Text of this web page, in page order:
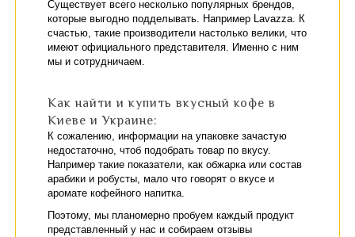
Существует всего несколько популярных брендов,
которые выгодно подделывать. Например Lavazza. К
счастью, такие производители настолько велики, что
имеют официального представителя. Именно с ним
мы и сотрудничаем.
Как найти и купить вкусный кофе в
Киеве и Украине:
К сожалению, информации на упаковке зачастую
недостаточно, чтоб подобрать товар по вкусу.
Например такие показатели, как обжарка или состав
арабики и робусты, мало что говорят о вкусе и
аромате кофейного напитка.
Поэтому, мы планомерно пробуем каждый продукт
представленный у нас и собираем отзывы